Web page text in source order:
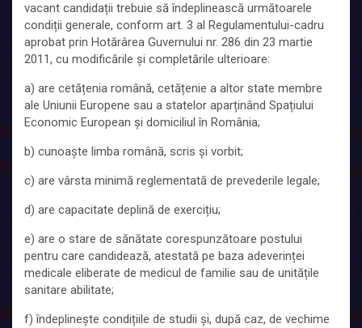
vacant candidații trebuie să îndeplinească următoarele
condiții generale, conform art. 3 al Regulamentului-cadru
aprobat prin Hotărârea Guvernului nr. 286 din 23 martie
2011, cu modificările și completările ulterioare:
a) are cetățenia română, cetățenie a altor state membre
ale Uniunii Europene sau a statelor aparținând Spațiului
Economic European și domiciliul în România;
b) cunoaște limba română, scris și vorbit;
c) are vârsta minimă reglementată de prevederile legale;
d) are capacitate deplină de exercițiu;
e) are o stare de sănătate corespunzătoare postului
pentru care candidează, atestată pe baza adeverinței
medicale eliberate de medicul de familie sau de unitățile
sanitare abilitate;
f) îndeplinește condițiile de studii și, după caz, de vechime